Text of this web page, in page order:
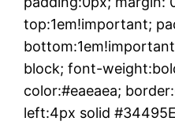
top:1em!important;
block; font-
color:#eaeaea;
left:4px solid